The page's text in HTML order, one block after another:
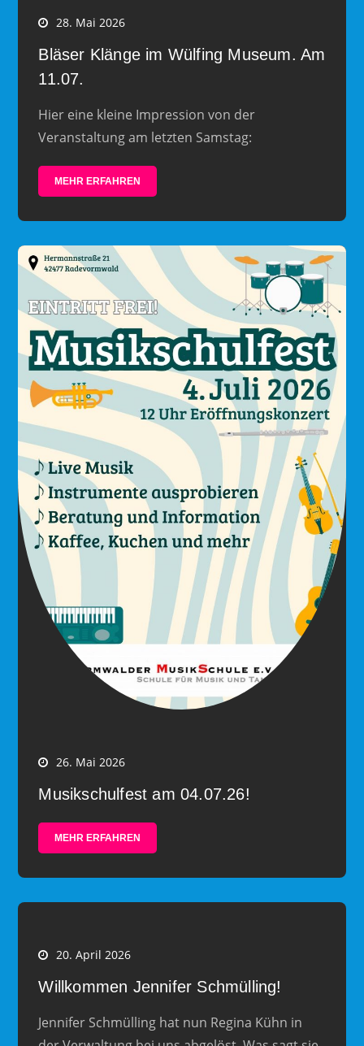
28. Mai 2026
Bläser Klänge im Wülfing Museum. Am
11.07.
Hier eine kleine Impression von der
Veranstaltung am letzten Samstag:
MEHR ERFAHREN
26. Mai 2026
Musikschulfest am 04.07.26!
MEHR ERFAHREN
20. April 2026
Willkommen Jennifer Schmülling!
Jennifer Schmülling hat nun Regina Kühn in